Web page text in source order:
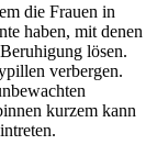
die Frauen in
haben, mit denen
lösen.
verbergen.
kurzem kann